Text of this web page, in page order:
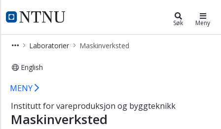
NTNU Hjemmeside
Institutt for vareproduksjon og
Søk Meny
Laboratorier Maskinverksted
English
IVB - Maskinverksted
×
Laboratorier
tilvirkning
(3D
print)
Byggteknikk
Bygningsinformasjons-
MENY
Institutt for vareproduksjon og byggteknikk
Maskinverksted